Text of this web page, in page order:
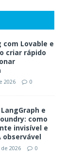
com Lovable e
criar rápido
2026 0
e
como
invisível e
observável
2026 0